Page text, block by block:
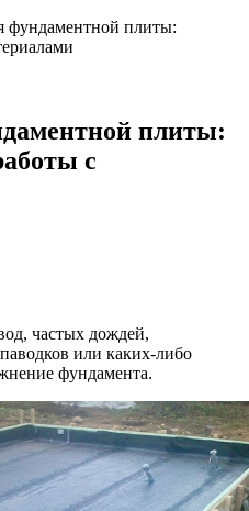
фундаментной плиты:
плиты:
с
частых дождей,
или каких-либо
фундамента.